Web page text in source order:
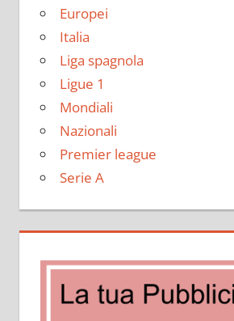
Europei
Italia
Liga spagnola
Ligue 1
Mondiali
Nazionali
Premier league
Serie A